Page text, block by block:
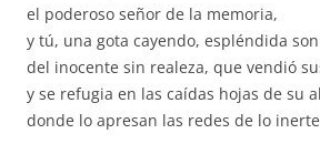
el poderoso señor de la memoria,
y tú, una gota cayendo, espléndida
del inocente sin realeza, que vendió
y se refugia en las caídas hojas de su
donde lo apresan las redes de lo